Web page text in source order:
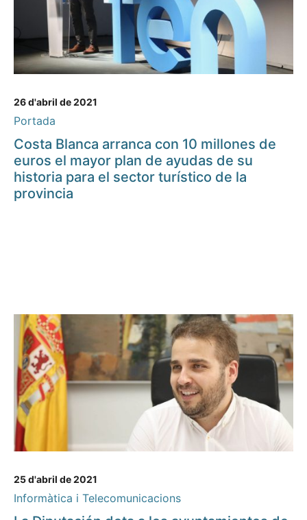
26 d'abril de 2021
Portada
Costa Blanca arranca con 10 millones de
euros el mayor plan de ayudas de su
historia para el sector turístico de la
provincia
25 d'abril de 2021
Informàtica i Telecomunicacions